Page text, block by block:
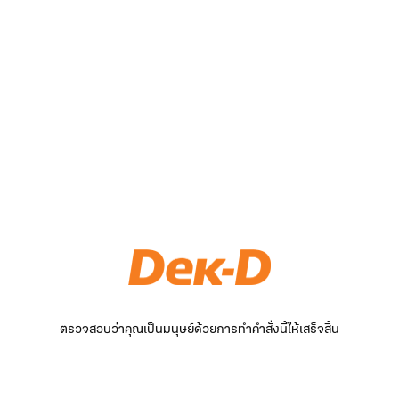
ตรวจสอบว่าคุณเป็นมนุษย์ด้วยการทำคำสั่งนี้ให้เสร็จสิ้น